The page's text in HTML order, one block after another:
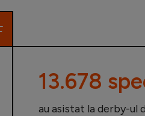
13.678
au asistat la derby-ul